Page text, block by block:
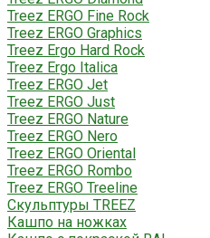
Treez ERGO Fine Rock
Treez ERGO Graphics
Treez Ergo Hard Rock
Treez Ergo Italica
Treez ERGO Jet
Treez ERGO Just
Treez ERGO Nature
Treez ERGO Nero
Treez ERGO Oriental
Treez ERGO Rombo
Treez ERGO Treeline
Скульптуры TREEZ
Кашпо на ножках